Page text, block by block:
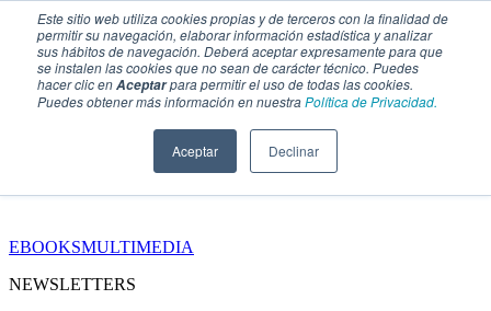
Este sitio web utiliza cookies propias y de terceros con la finalidad de
permitir su navegación, elaborar información estadística y analizar
sus hábitos de navegación. Deberá aceptar expresamente para que
se instalen las cookies que no sean de carácter técnico. Puedes
hacer clic enAceptarpara permitir el uso de todas las cookies.
Puedes obtener más información en nuestraPolítica de Privacidad.
Aceptar Declinar
EBOOKSMULTIMEDIA
NEWSLETTERS